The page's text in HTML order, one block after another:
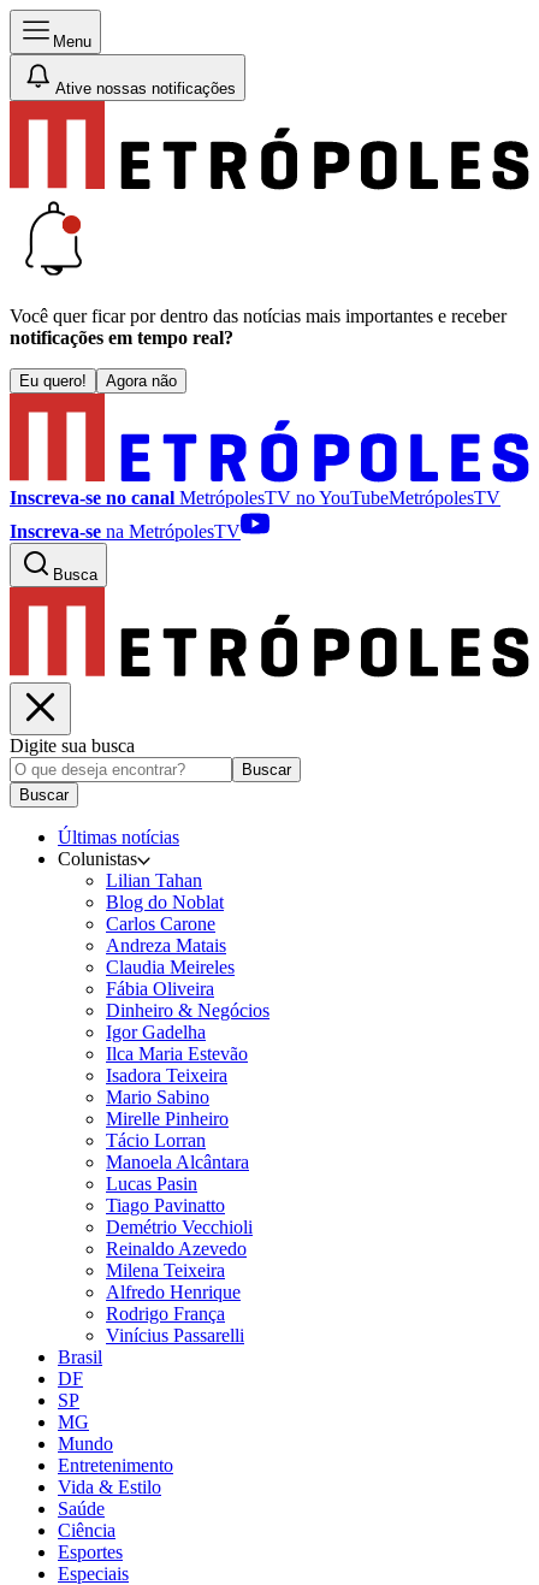
Menu
Ative nossas notificações
Você quer ficar por dentro das notícias mais importantes e receber
notificações em tempo real?
Eu quero! Agora não
Inscreva-se no canal MetrópolesTV noYouTubeMetrópolesTV
Inscreva-se na MetrópolesTV
Busca
Digite sua busca
Buscar
Buscar
Últimas notícias
Colunistas
Lilian Tahan
Blog do Noblat
Carlos Carone
Andreza Matais
Claudia Meireles
Fábia Oliveira
Dinheiro & Negócios
Igor Gadelha
Ilca Maria Estevão
Isadora Teixeira
Mario Sabino
Mirelle Pinheiro
Tácio Lorran
Manoela Alcântara
Lucas Pasin
Tiago Pavinatto
Demétrio Vecchioli
Reinaldo Azevedo
Milena Teixeira
Alfredo Henrique
Rodrigo França
Vinícius Passarelli
Brasil
DF
SP
MG
Mundo
Entretenimento
Vida & Estilo
Saúde
Ciência
Esportes
Especiais